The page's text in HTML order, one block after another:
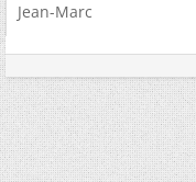
Jean-Marc